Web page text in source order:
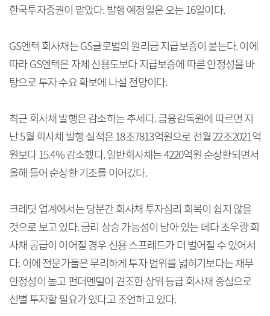
한국투자증권이 맡았다. 발행 예정일은 오는 16일이다.
GS엔텍 회사채는 GS글로벌의 원리금 지급보증이 붙는다. 이에
따라 GS엔텍은 자체 신용도보다 지급보증에 따른 안정성을 바
탕으로 투자 수요 확보에 나설 전망이다.
최근 회사채 발행은 감소하는 추세다. 금융감독원에 따르면 지
난 5월 회사채 발행 실적은 18조7813억원으로 전월 22조2021억
원보다 15.4% 감소했다. 일반회사채는 4220억원 순상환되면서
올해 들어 순상환 기조를 이어갔다.
크레딧 업계에서는 당분간 회사채 투자심리 회복이 쉽지 않을
것으로 보고 있다. 금리 상승 가능성이 남아 있는 데다 초우량 회
사채 공급이 이어질 경우 신용 스프레드가 더 벌어질 수 있어서
다. 이에 전문가들은 무리하게 투자 범위를 넓히기보다는 재무
안정성이 높고 펀더멘털이 견조한 상위 등급 회사채 중심으로
선별 투자할 필요가 있다고 조언하고 있다.